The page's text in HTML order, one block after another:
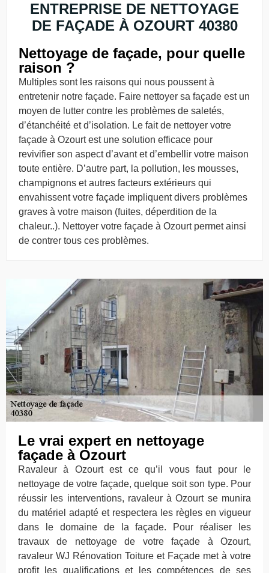
ENTREPRISE DE NETTOYAGE
DE FAÇADE À OZOURT 40380
Nettoyage de façade, pour quelle
raison ?
Multiples sont les raisons qui nous poussent à
entretenir notre façade. Faire nettoyer sa façade est un
moyen de lutter contre les problèmes de saletés,
d’étanchéité et d’isolation. Le fait de nettoyer votre
façade à Ozourt est une solution efficace pour
revivifier son aspect d’avant et d’embellir votre maison
toute entière. D’autre part, la pollution, les mousses,
champignons et autres facteurs extérieurs qui
envahissent votre façade impliquent divers problèmes
graves à votre maison (fuites, déperdition de la
chaleur..). Nettoyer votre façade à Ozourt permet ainsi
de contrer tous ces problèmes.
Le vrai expert en nettoyage
façade à Ozourt
Ravaleur à Ozourt est ce qu’il vous faut pour le
nettoyage de votre façade, quelque soit son type. Pour
réussir les interventions, ravaleur à Ozourt se munira
du matériel adapté et respectera les règles en vigueur
dans le domaine de la façade. Pour réaliser les
travaux de nettoyage de votre façade à Ozourt,
ravaleur WJ Rénovation Toiture et Façade met à votre
profit les qualifications et les compétences de ses